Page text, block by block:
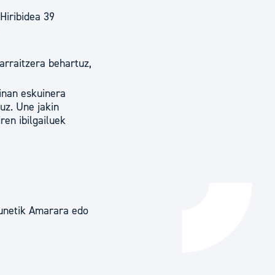
39
behartuz,
eskuinera
Une jakin
ibilgailuek
Amarara edo